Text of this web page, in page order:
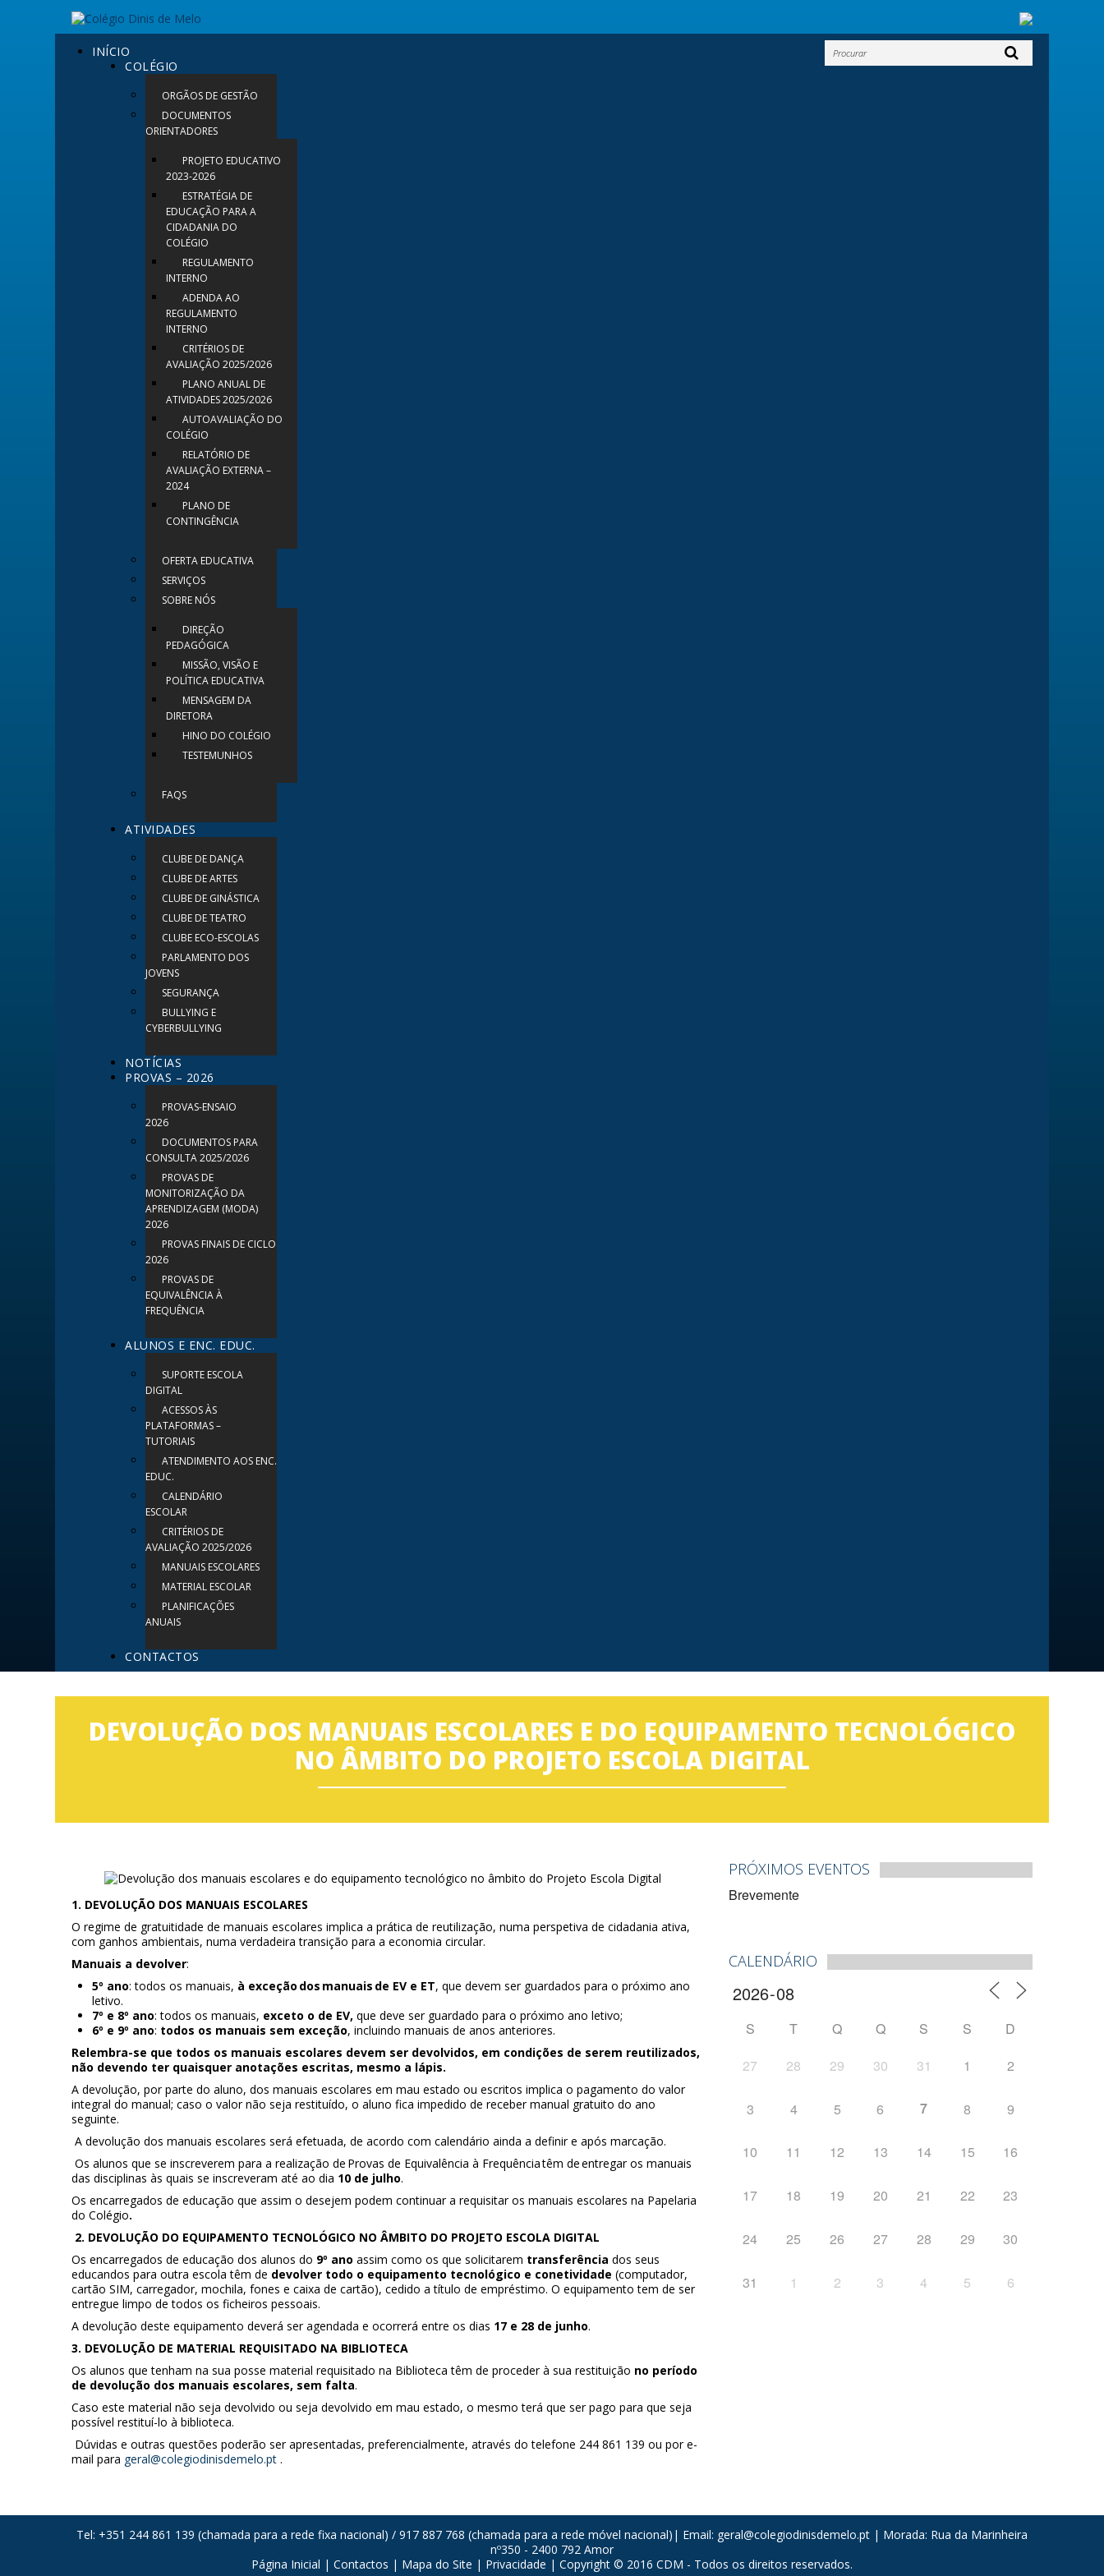
INÍCIO
COLÉGIO
ORGÃOS DE GESTÃO
DOCUMENTOS
ORIENTADORES
PROJETO EDUCATIVO
2023-2026
ESTRATÉGIA DE
EDUCAÇÃO PARA A
CIDADANIA DO
COLÉGIO
REGULAMENTO
INTERNO
ADENDA AO
REGULAMENTO
INTERNO
CRITÉRIOS DE
AVALIAÇÃO 2025/2026
PLANO ANUAL DE
ATIVIDADES 2025/2026
AUTOAVALIAÇÃO DO
COLÉGIO
RELATÓRIO DE
AVALIAÇÃO EXTERNA –
2024
PLANO DE
CONTINGÊNCIA
OFERTA EDUCATIVA
SERVIÇOS
SOBRE NÓS
DIREÇÃO
PEDAGÓGICA
MISSÃO, VISÃO E
POLÍTICA EDUCATIVA
MENSAGEM DA
DIRETORA
HINO DO COLÉGIO
TESTEMUNHOS
FAQS
ATIVIDADES
CLUBE DE DANÇA
CLUBE DE ARTES
CLUBE DE GINÁSTICA
CLUBE DE TEATRO
CLUBE ECO-ESCOLAS
PARLAMENTO DOS
JOVENS
SEGURANÇA
BULLYING E
CYBERBULLYING
NOTÍCIAS
PROVAS – 2026
PROVAS-ENSAIO
2026
DOCUMENTOS PARA
CONSULTA 2025/2026
PROVAS DE
MONITORIZAÇÃO DA
APRENDIZAGEM (MODA)
2026
PROVAS FINAIS DE CICLO
2026
PROVAS DE
EQUIVALÊNCIA À
FREQUÊNCIA
ALUNOS E ENC. EDUC.
SUPORTE ESCOLA
DIGITAL
ACESSOS ÀS
PLATAFORMAS –
TUTORIAIS
ATENDIMENTO AOS ENC.
EDUC.
CALENDÁRIO
ESCOLAR
CRITÉRIOS DE
AVALIAÇÃO 2025/2026
MANUAIS ESCOLARES
MATERIAL ESCOLAR
PLANIFICAÇÕES
ANUAIS
CONTACTOS
DEVOLUÇÃO DOS MANUAIS ESCOLARES E DO EQUIPAMENTO TECNOLÓGICO
NO ÂMBITO DO PROJETO ESCOLA DIGITAL
1. DEVOLUÇÃO DOS MANUAIS ESCOLARES
O regime de gratuitidade de manuais escolares implica a prática de reutilização, numa perspetiva de cidadania ativa,
com ganhos ambientais, numa verdadeira transição para a economia circular.
Manuais a devolver:
5º ano: todos os manuais, à exceção dos manuais de EV e ET, que devem ser guardados para o próximo ano
letivo.
7º e 8º ano: todos os manuais, exceto o de EV, que deve ser guardado para o próximo ano letivo;
6º e 9º ano: todos os manuais sem exceção, incluindo manuais de anos anteriores.
Relembra-se que todos os manuais escolares devem ser devolvidos, em condições de serem reutilizados,
não devendo ter quaisquer anotações escritas, mesmo a lápis.
A devolução, por parte do aluno, dos manuais escolares em mau estado ou escritos implica o pagamento do valor
integral do manual; caso o valor não seja restituído, o aluno fica impedido de receber manual gratuito do ano
seguinte.
A devolução dos manuais escolares será efetuada, de acordo com calendário ainda a definir e após marcação.
Os alunos que se inscreverem para a realização de Provas de Equivalência à Frequência têm de entregar os manuais
das disciplinas às quais se inscreveram até ao dia 10 de julho.
Os encarregados de educação que assim o desejem podem continuar a requisitar os manuais escolares na Papelaria
do Colégio.
2. DEVOLUÇÃO DO EQUIPAMENTO TECNOLÓGICO NO ÂMBITO DO PROJETO ESCOLA DIGITAL
Os encarregados de educação dos alunos do 9º ano assim como os que solicitarem transferência dos seus
educandos para outra escola têm de devolver todo o equipamento tecnológico e conetividade (computador,
cartão SIM, carregador, mochila, fones e caixa de cartão), cedido a título de empréstimo. O equipamento tem de ser
entregue limpo de todos os ficheiros pessoais.
A devolução deste equipamento deverá ser agendada e ocorrerá entre os dias 17 e 28 de junho.
3. DEVOLUÇÃO DE MATERIAL REQUISITADO NA BIBLIOTECA
Os alunos que tenham na sua posse material requisitado na Biblioteca têm de proceder à sua restituição no período
de devolução dos manuais escolares, sem falta.
Caso este material não seja devolvido ou seja devolvido em mau estado, o mesmo terá que ser pago para que seja
possível restituí-lo à biblioteca.
Dúvidas e outras questões poderão ser apresentadas, preferencialmente, através do telefone 244 861 139 ou por e-
mail para geral@colegiodinisdemelo.pt .
PRÓXIMOS EVENTOS
Brevemente
CALENDÁRIO
S T Q Q S S
D
27
28 29 30 31 1 2
3 4 5 6 7 8 9
10 11 12 13 14 15 16
17 18 19 20 21 22 23
24 25 26 27 28 29 30
31 1 2 3 4 5 6
Tel: +351 244 861 139 (chamada para a rede fixa nacional) / 917 887 768 (chamada para a rede móvel nacional)| Email: geral@colegiodinisdemelo.pt | Morada: Rua da Marinheira
nº350 - 2400 792 Amor
Página Inicial | Contactos | Mapa do Site | Privacidade | Copyright © 2016 CDM - Todos os direitos reservados.